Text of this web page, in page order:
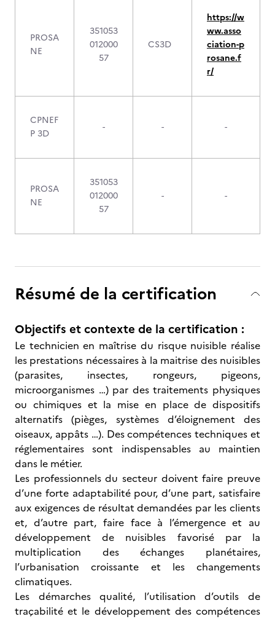
PROSA
NE
351053
012000
57
CS3D
https://w
ww.asso
ciation-p
rosane.f
r/
CPNEF
P 3D
- - -
PROSA
NE
351053
012000
57
- -
Résumé de la certification
Objectifs et contexte de la certification :
Le technicien en maîtrise du risque nuisible réalise
les prestations nécessaires à la maitrise des nuisibles
(parasites, insectes, rongeurs, pigeons,
microorganismes …) par des traitements physiques
ou chimiques et la mise en place de dispositifs
alternatifs (pièges, systèmes d’éloignement des
oiseaux, appâts …). Des compétences techniques et
réglementaires sont indispensables au maintien
dans le métier.
Les professionnels du secteur doivent faire preuve
d’une forte adaptabilité pour, d’une part, satisfaire
aux exigences de résultat demandées par les clients
et, d’autre part, faire face à l’émergence et au
développement de nuisibles favorisé par la
multiplication des échanges planétaires,
l’urbanisation croissante et les changements
climatiques.
Les démarches qualité, l’utilisation d’outils de
traçabilité et le développement des compétences